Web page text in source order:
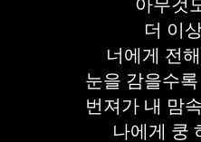
더 이
너에게 전
눈을 감을수
번져가 내 맘
나에게 쿵